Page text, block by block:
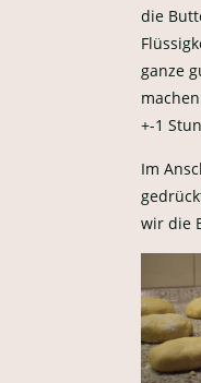
die
ganze
+-1
Im
wir die